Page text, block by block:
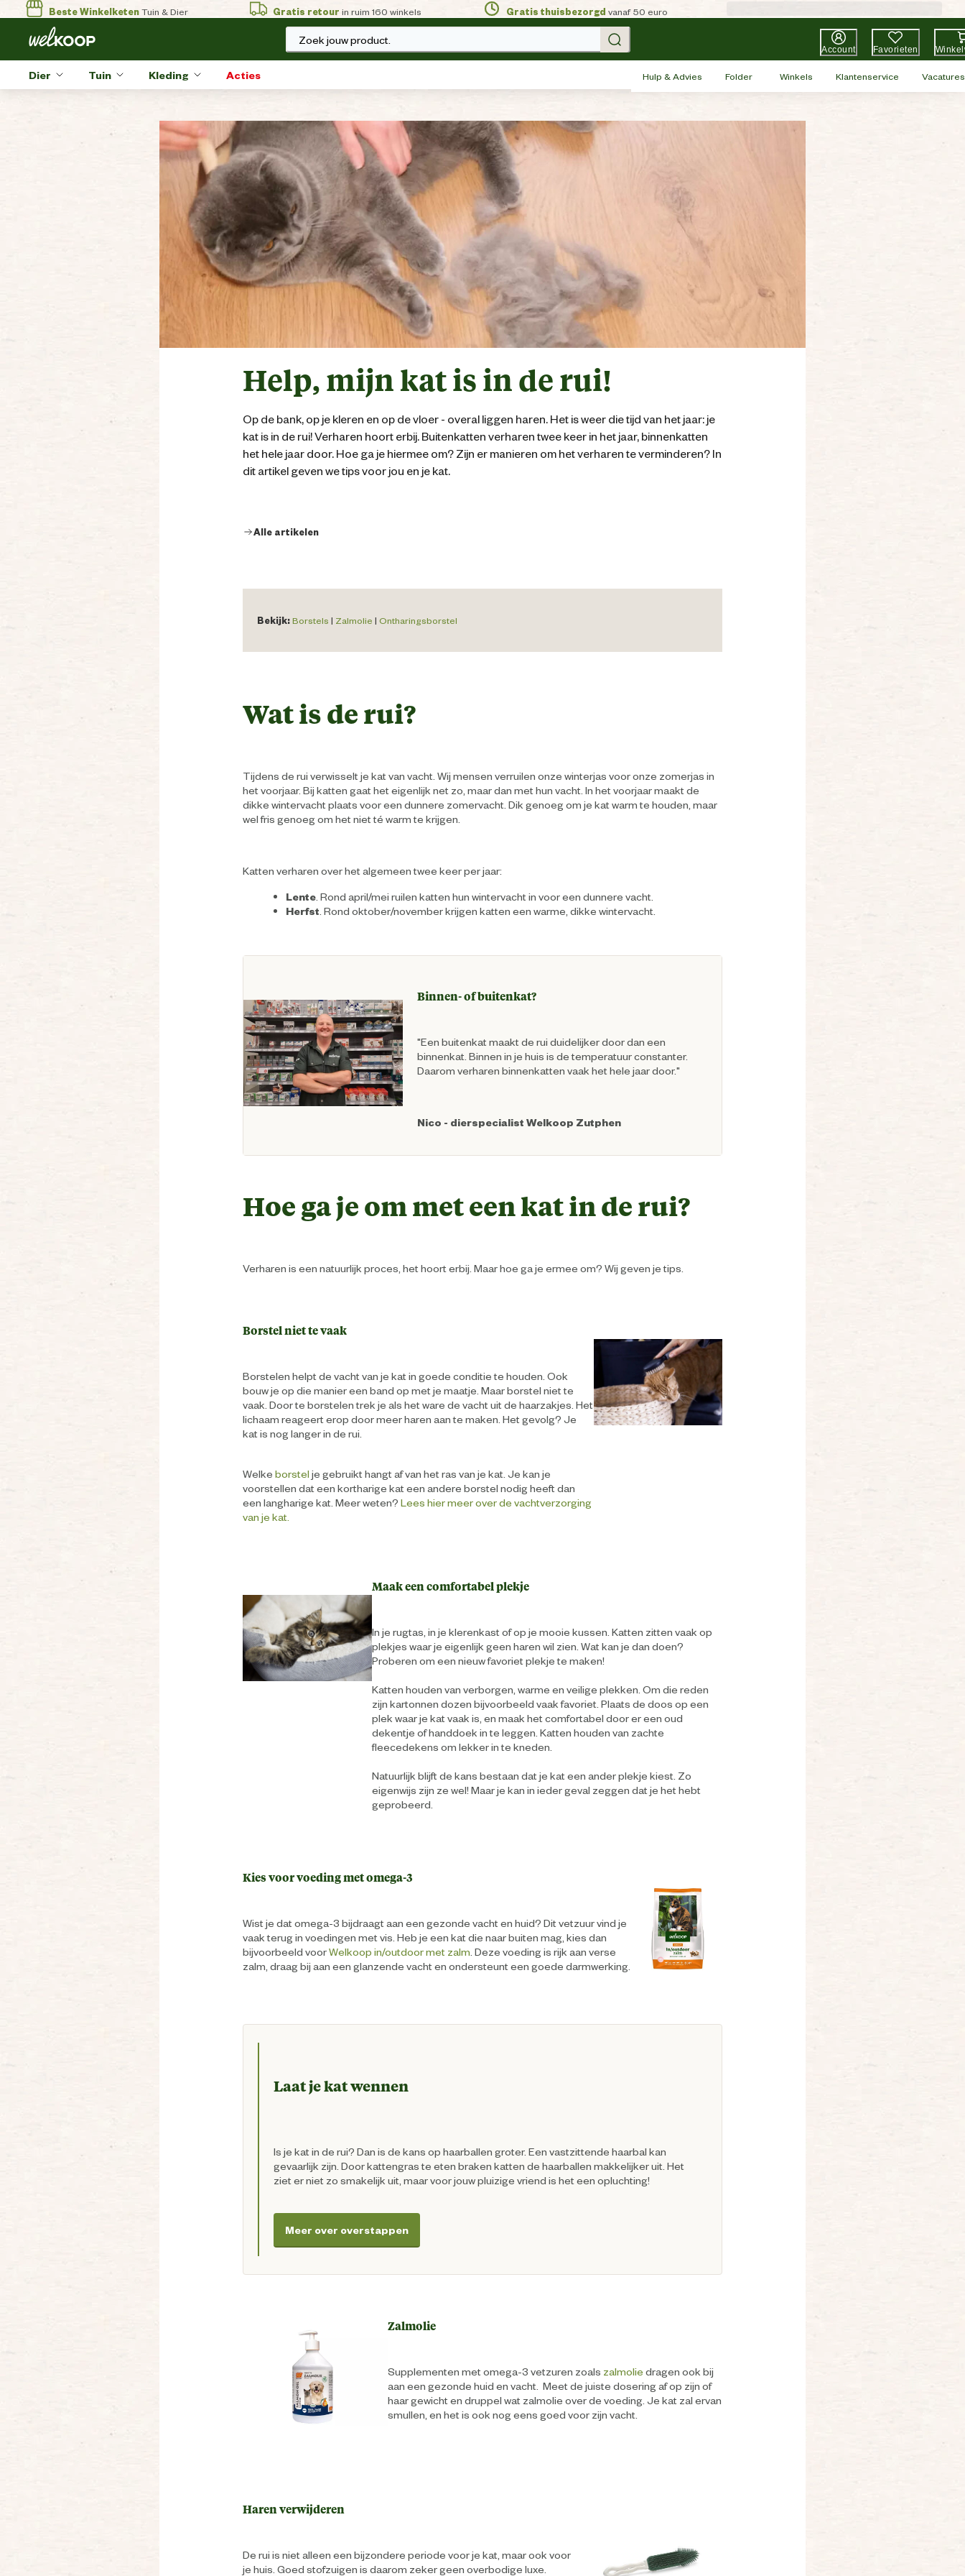
Beste WinkelketenTuin & Dier Gratis retour in ruim 160 winkels Gratis thuisbezorgd vanaf 50 euro
Zoek jouw product.
Account Favorieten
Dier Tuin Kleding Acties Hulp & Advies Folder Winkels Klantenservice Vacatures
Help, mijn kat is in de rui!
Op de bank, op je kleren en op de vloer - overal liggen haren. Het is weer die tijd van het jaar: je
kat is in de rui! Verharen hoort erbij. Buitenkatten verharen twee keer in het jaar, binnenkatten
het hele jaar door. Hoe ga je hiermee om? Zijn er manieren om het verharen te verminderen? In
dit artikel geven we tips voor jou en je kat.
Alle artikelen
Bekijk:Borstels | Zalmolie | Ontharingsborstel
Wat is de rui?
Tijdens de rui verwisselt je kat van vacht. Wij mensen verruilen onze winterjas voor onze zomerjas in
het voorjaar. Bij katten gaat het eigenlijk net zo, maar dan met hun vacht. In het voorjaar maakt de
dikke wintervacht plaats voor een dunnere zomervacht. Dik genoeg om je kat warm te houden, maar
wel fris genoeg om het niet té warm te krijgen.
Katten verharen over het algemeen twee keer per jaar:
Lente . Rond april/mei ruilen katten hun wintervacht in voor een dunnere vacht.
Herfst . Rond oktober/november krijgen katten een warme, dikke wintervacht.
Binnen- of buitenkat?
"Een buitenkat maakt de rui duidelijker door dan een
binnenkat. Binnen in je huis is de temperatuur constanter.
Daarom verharen binnenkatten vaak het hele jaar door."
Nico - dierspecialist Welkoop Zutphen
Hoe ga je om met een kat in de rui?
Verharen is een natuurlijk proces, het hoort erbij. Maar hoe ga je ermee om? Wij geven je tips.
Borstel niet te vaak
Borstelen helpt de vacht van je kat in goede conditie te houden. Ook
bouw je op die manier een band op met je maatje. Maar borstel niet te
vaak. Door te borstelen trek je als het ware de vacht uit de haarzakjes. Het
lichaam reageert erop door meer haren aan te maken. Het gevolg? Je
kat is nog langer in de rui.
Welke borstel je gebruikt hangt af van het ras van je kat. Je kan je
voorstellen dat een kortharige kat een andere borstel nodig heeft dan
een langharige kat. Meer weten? Lees hier meer over de vachtverzorging
van je kat.
Maak een comfortabel plekje
In je rugtas, in je klerenkast of op je mooie kussen. Katten zitten vaak op
plekjes waar je eigenlijk geen haren wil zien. Wat kan je dan doen?
Proberen om een nieuw favoriet plekje te maken!
Katten houden van verborgen, warme en veilige plekken. Om die reden
zijn kartonnen dozen bijvoorbeeld vaak favoriet. Plaats de doos op een
plek waar je kat vaak is, en maak het comfortabel door er een oud
dekentje of handdoek in te leggen. Katten houden van zachte
fleecedekens om lekker in te kneden.
Natuurlijk blijft de kans bestaan dat je kat een ander plekje kiest. Zo
eigenwijs zijn ze wel! Maar je kan in ieder geval zeggen dat je het hebt
geprobeerd.
Kies voor voeding met omega-3
Wist je dat omega-3 bijdraagt aan een gezonde vacht en huid? Dit vetzuur vind je
vaak terug in voedingen met vis. Heb je een kat die naar buiten mag, kies dan
bijvoorbeeld voorWelkoop in/outdoor met zalm . Deze voeding is rijk aan verse
zalm, draag bij aan een glanzende vacht en ondersteunt een goede darmwerking.
Laat je kat wennen
Is je kat in de rui? Dan is de kans op haarballen groter. Een vastzittende haarbal kan
gevaarlijk zijn. Door kattengras te eten braken katten de haarballen makkelijker uit. Het
ziet er niet zo smakelijk uit, maar voor jouw pluizige vriend is het een opluchting!
Meer over overstappen
Zalmolie
Supplementen met omega-3 vetzuren zoals zalmolie dragen ook bij
aan een gezonde huid en vacht. Meet de juiste dosering af op zijn of
haar gewicht en druppel wat zalmolie over de voeding. Je kat zal ervan
smullen, en het is ook nog eens goed voor zijn vacht.
Haren verwijderen
De rui is niet alleen een bijzondere periode voor je kat, maar ook voor
je huis. Goed stofzuigen is daarom zeker geen overbodige luxe.